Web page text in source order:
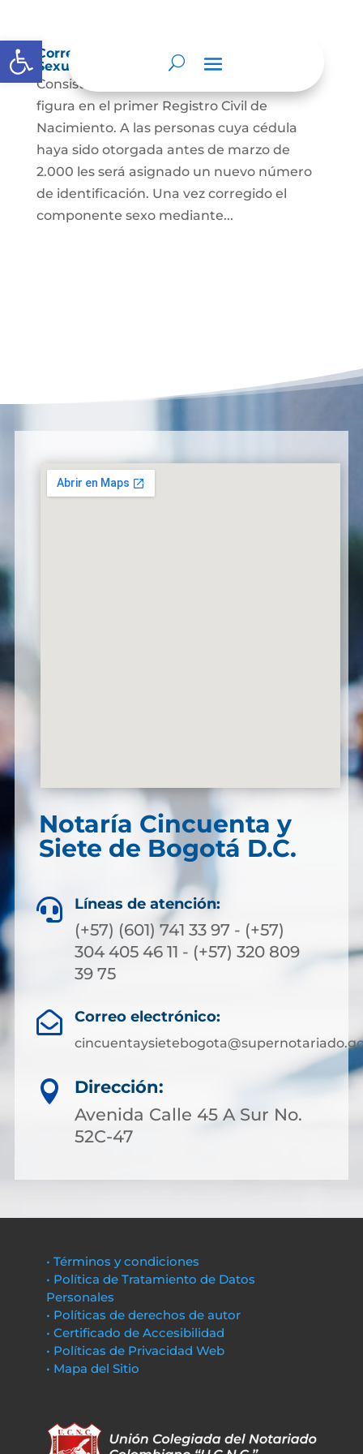
Abrir barra de herramientas
Corrección Componente de Identidad
Sexual en el Registro Civil de Nacimiento
Consiste en el cambio legal del sexo que
figura en el primer Registro Civil de
Nacimiento. A las personas cuya cédula
haya sido otorgada antes de marzo de
2.000 les será asignado un nuevo número
de identificación. Una vez corregido el
componente sexo mediante...
Notaría Cincuenta y
Siete de Bogotá D.C.
 Líneas de atención:
(+57) (601) 741 33 97 - (+57)
304 405 46 11 - (+57) 320 809
39 75
 Correo electrónico:

Dirección:
Avenida Calle 45 A Sur No.
52C-47
• Términos y condiciones
• Política de Tratamiento de Datos
Personales
• Políticas de derechos de autor
• Certificado de Accesibilidad
• Políticas de Privacidad Web
• Mapa del Sitio